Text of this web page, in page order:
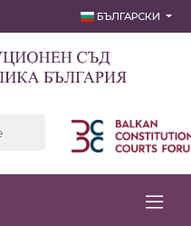
БЪЛГАРСКИ